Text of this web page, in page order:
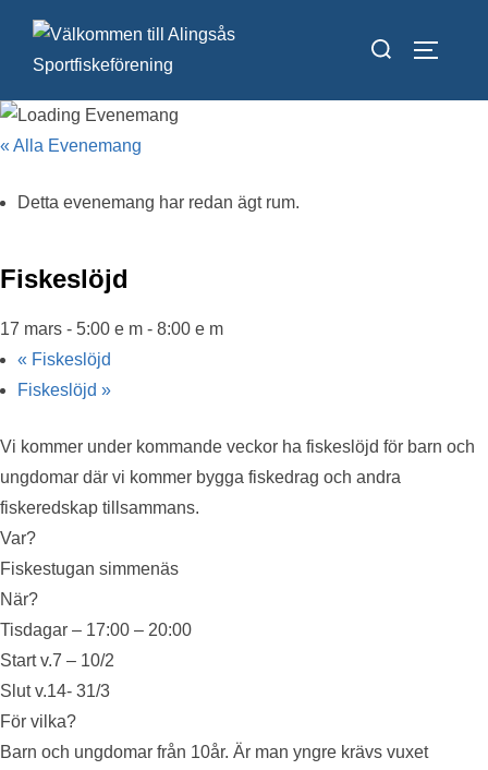
innehåll
Sök
« Alla Evenemang
Detta evenemang har redan ägt rum.
Fiskeslöjd
17 mars - 5:00 e m - 8:00 e m
« Fiskeslöjd
Fiskeslöjd »
Vi kommer under kommande veckor ha fiskeslöjd för barn och
ungdomar där vi kommer bygga fiskedrag och andra
fiskeredskap tillsammans.
Var?
Fiskestugan simmenäs
När?
Tisdagar – 17:00 – 20:00
Start v.7 – 10/2
Slut v.14- 31/3
För vilka?
Barn och ungdomar från 10år. Är man yngre krävs vuxet